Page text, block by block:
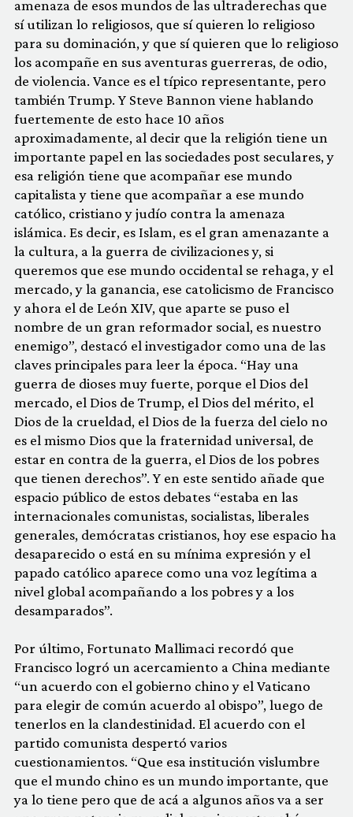
amenaza de esos mundos de las ultraderechas que
sí utilizan lo religiosos, que sí quieren lo religioso
para su dominación, y que sí quieren que lo religioso
los acompañe en sus aventuras guerreras, de odio,
de violencia. Vance es el típico representante, pero
también Trump. Y Steve Bannon viene hablando
fuertemente de esto hace 10 años
aproximadamente, al decir que la religión tiene un
importante papel en las sociedades post seculares, y
esa religión tiene que acompañar ese mundo
capitalista y tiene que acompañar a ese mundo
católico, cristiano y judío contra la amenaza
islámica. Es decir, es Islam, es el gran amenazante a
la cultura, a la guerra de civilizaciones y, si
queremos que ese mundo occidental se rehaga, y el
mercado, y la ganancia, ese catolicismo de Francisco
y ahora el de León XIV, que aparte se puso el
nombre de un gran reformador social, es nuestro
enemigo”, destacó el investigador como una de las
claves principales para leer la época. “Hay una
guerra de dioses muy fuerte, porque el Dios del
mercado, el Dios de Trump, el Dios del mérito, el
Dios de la crueldad, el Dios de la fuerza del cielo no
es el mismo Dios que la fraternidad universal, de
estar en contra de la guerra, el Dios de los pobres
que tienen derechos”. Y en este sentido añade que
espacio público de estos debates “estaba en las
internacionales comunistas, socialistas, liberales
generales, demócratas cristianos, hoy ese espacio ha
desaparecido o está en su mínima expresión y el
papado católico aparece como una voz legítima a
nivel global acompañando a los pobres y a los
desamparados”.
Por último, Fortunato Mallimaci recordó que
Francisco logró un acercamiento a China mediante
“un acuerdo con el gobierno chino y el Vaticano
para elegir de común acuerdo al obispo”, luego de
tenerlos en la clandestinidad. El acuerdo con el
partido comunista despertó varios
cuestionamientos. “Que esa institución vislumbre
que el mundo chino es un mundo importante, que
ya lo tiene pero que de acá a algunos años va a ser